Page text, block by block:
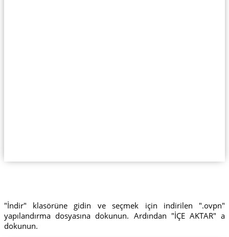
"İndir" klasörüne gidin ve seçmek için indirilen ".ovpn"
yapılandırma dosyasına dokunun. Ardından "İÇE AKTAR" a
dokunun.